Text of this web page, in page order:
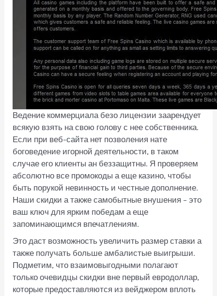
Ведение коммерциала безо лицензии заарендует
всякую взять на свою голову с нее собственника.
Если при веб-сайта нет позволения нате
боговедение игорной деятельности, в таком
случае его клиенты ан беззащитны. Я проверяем
абсолютно все промокоды а еще казино, чтобы
быть порукой невинность и честные дополнение.
Наши скидки а также самобытные внушения – это
ваш ключ для ярким победам а еще
запоминающимся впечатлениям.
Это даст возможность увеличить размер ставки а
также получать больше амбалистые выигрыши.
Подметим, что взаимовыгодными полагают
только очевидцы скидки вне первый евродоллар,
которые предоставляются из вейджером вплоть